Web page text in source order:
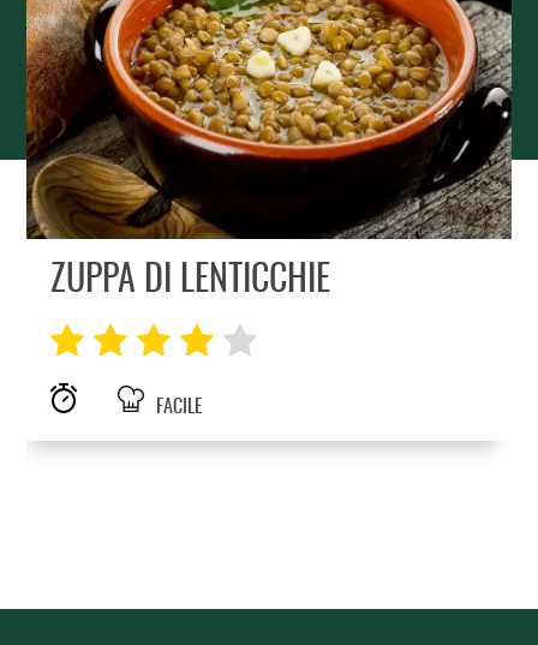
ZUPPA DI LENTICCHIE
FACILE